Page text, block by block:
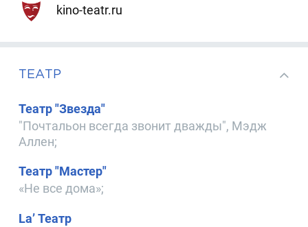
kino-teatr.ru
ТЕАТР
Театр "Звезда"
"Почтальон всегда звонит дважды", Мэдж
Аллен;
Театр "Мастер"
«Не все дома»;
La’ Театр